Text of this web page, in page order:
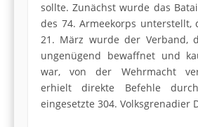
sollte. Zunächst wurde das
des 74. Armeekorps unterstellt,
21. März wurde der Verband,
ungenügend bewaffnet und
war, von der Wehrmacht
erhielt direkte Befehle
eingesetzte 304. Volksgrenadier